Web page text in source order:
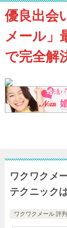
優良出会
メール」
で完全解
ワクワクメ
テクニック
ワクワクメール 評判